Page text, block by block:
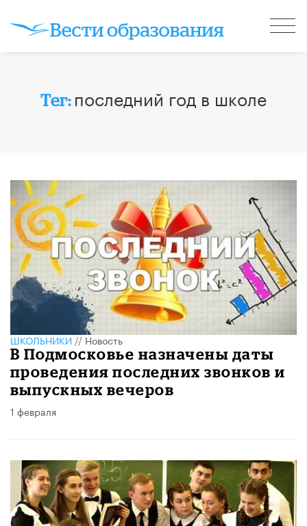
Тег: последний год в школе
ШКОЛЬНИКИ//Новость
В Подмосковье назначены даты
проведения последних звонков и
выпускных вечеров
1 февраля